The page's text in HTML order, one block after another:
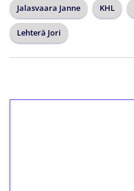
Jalasvaara Janne KHL
Lehterä Jori